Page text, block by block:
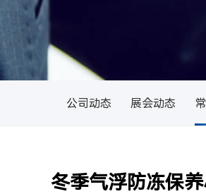
公司动态 展会动态
冬季气浮防冻保